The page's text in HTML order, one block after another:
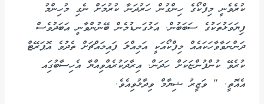
ކުރެވެނީ މިފްކޯގެ ހިންގުން ހަރުދަނާ ކުރުމަށް ނެގި މުހިންމު
ފިޔަވަޅުތަކުގެ ސަބަބުން. އަޅުގަނޑުމެން ބޭނުންވާނީ އަބަދުވެސް
ދަންނަވާވާހަކައެއް މިފްކޯއަކީ އަމިއްލަ ފައިމައްޗަށް ތެދުވެ އޮޕަރޭޓް
ކުރެވޭ ކުންފުންޏަކަށް ހަދަން. އިރާދަކުރެއްވިއްޔާ އެހިސާބުގަިއ
އެއޮތީ. " ވަޒީރު ޝިޔާމް ވިދާޅުވިއެވެ.